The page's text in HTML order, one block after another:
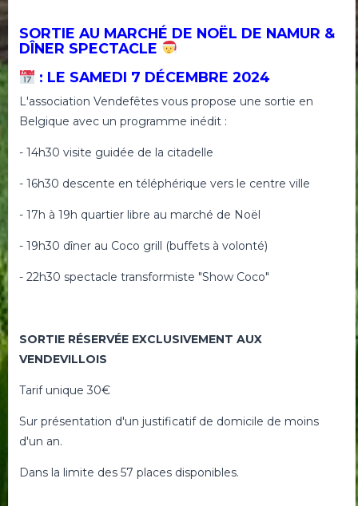
SORTIE AU MARCHÉ DE NOËL DE NAMUR &
DÎNER SPECTACLE
: LE SAMEDI 7 DÉCEMBRE 2024
L'association Vendefêtes vous propose une sortie en
Belgique avec un programme inédit :
- 14h30 visite guidée de la citadelle
- 16h30 descente en téléphérique vers le centre ville
- 17h à 19h quartier libre au marché de Noël
- 19h30 dîner au Coco grill (buffets à volonté)
- 22h30 spectacle transformiste "Show Coco"
SORTIE RÉSERVÉE EXCLUSIVEMENT AUX
VENDEVILLOIS
Tarif unique 30€
Sur présentation d'un justificatif de domicile de moins
d'un an.
Dans la limite des 57 places disponibles.